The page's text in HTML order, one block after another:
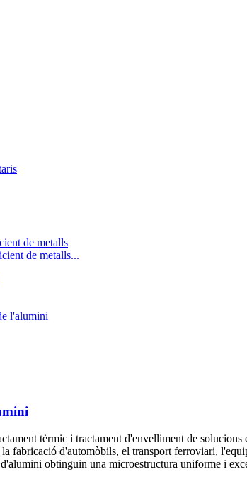
de metalls...
tèrmic i tractament d'envelliment de
fabricació d'automòbils, el transport ferroviari,
obtinguin una microestructura uniforme i